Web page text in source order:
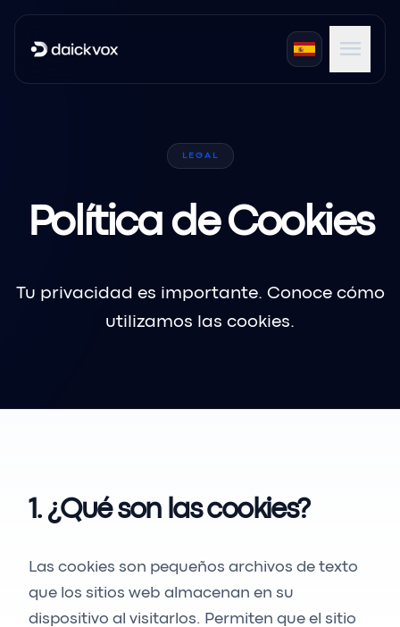
menu
Portales
LEGAL
Política de Cookies
Tu privacidad es importante. Conoce cómo
utilizamos las cookies.
1. ¿Qué son las cookies?
Las cookies son pequeños archivos de texto
que los sitios web almacenan en su
dispositivo al visitarlos. Permiten que el sitio